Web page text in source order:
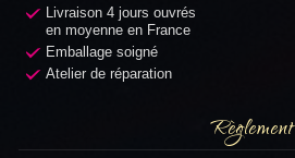
Livraison 4 jours ouvrés
en moyenne en France
Emballage soigné
Atelier de réparation
Règlement